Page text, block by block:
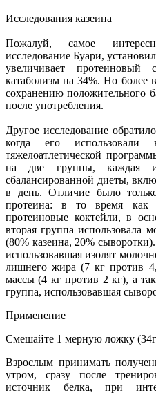
Исследования казеина
Пожалуй, самое
исследование Буари,
увеличивает
катаболизм на 34%. Но более
сохранению положительного
после употребления.
Другое исследование
когда его использовали
тяжелоатлетической
на две группы, каждая
сбалансированной диеты,
в день. Отличие было
протеина: в то время как
протеиновые коктейли, в
вторая группа использовала
(80% казеина, 20%
использовавшая изолят
лишнего жира (7 кг против
массы (4 кг против 2 кг), а
группа, использовавшая
Применение
Смешайте 1 мерную ложку
Взрослым принимать
утром, сразу после
источник белка, при